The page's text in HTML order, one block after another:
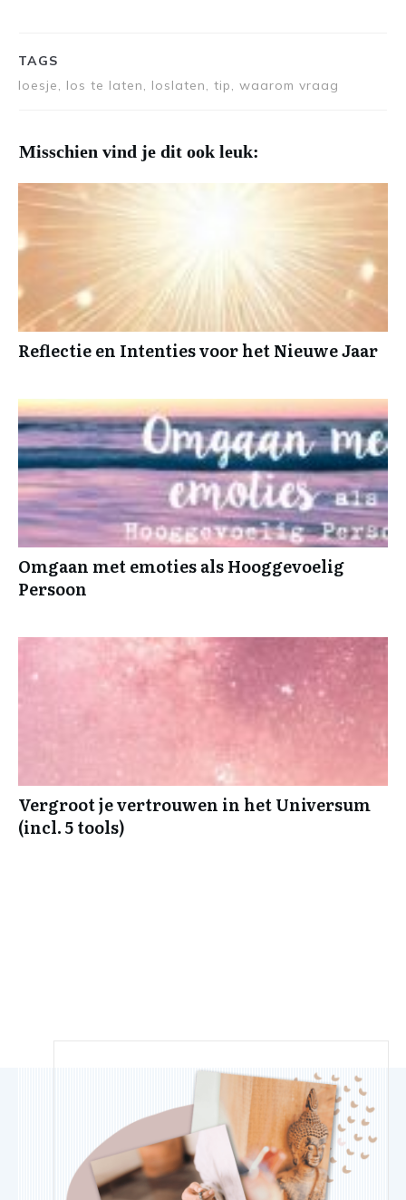
TAGS
loesje, los te laten, loslaten, tip, waarom vraag
Misschien vind je dit ook leuk:
Reflectie en Intenties voor het Nieuwe Jaar
Omgaan met emoties als Hooggevoelig
Persoon
Vergroot je vertrouwen in het Universum
(incl. 5 tools)